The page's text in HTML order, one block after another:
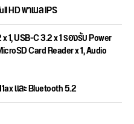
HD พาเนล IPS
1, USB-C 3.2 x 1 รองรับ Power
Card Reader x 1, Audio
และ Bluetooth 5.2